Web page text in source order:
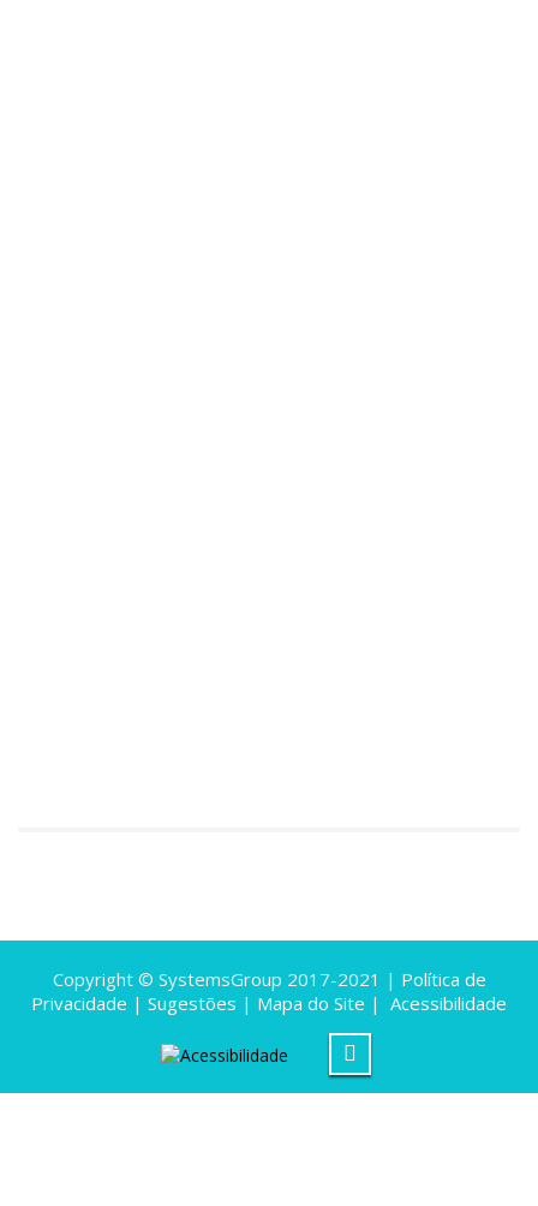
Copyright © SystemsGroup 2017-2021 | Política de
Privacidade | Sugestões | Mapa do Site | Acessibilidade